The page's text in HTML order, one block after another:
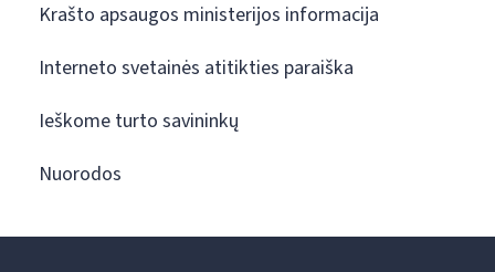
Krašto apsaugos ministerijos informacija
Interneto svetainės atitikties paraiška
Ieškome turto savininkų
Nuorodos